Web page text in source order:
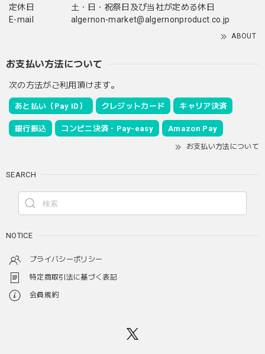
定休日
土・日・祝祭日及び当社が定める休日
E-mail
algernon-market@algernonproduct.co.jp
ABOUT
お支払い方法について
次の方法がご利用頂けます。
あと払い（Pay ID） クレジットカード キャリア決済
銀行振込 コンビニ決済・Pay-easy Amazon Pay
お支払い方法について
SEARCH
NOTICE
プライバシーポリシー
特定商取引法に基づく表記
会員規約